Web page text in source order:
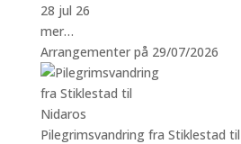
28 jul 26
mer…
Arrangementer på 29/07/2026
Pilegrimsvandring fra Stiklestad